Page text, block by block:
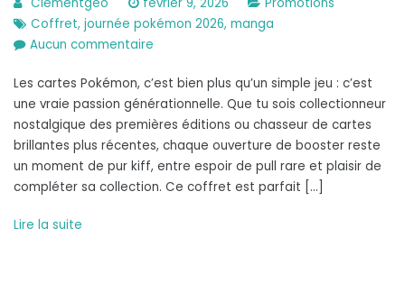
Coffret, journée pokémon 2026, manga
Aucun commentaire
journée
Pokémon
2026
[FR]
à
19.99€
Les cartes Pokémon, c’est bien plus qu’un simple jeu : c’est
une vraie passion générationnelle. Que tu sois collectionneur
nostalgique des premières éditions ou chasseur de cartes
brillantes plus récentes, chaque ouverture de booster reste
un moment de pur kiff, entre espoir de pull rare et plaisir de
compléter sa collection. Ce coffret est parfait […]
Lire la suite